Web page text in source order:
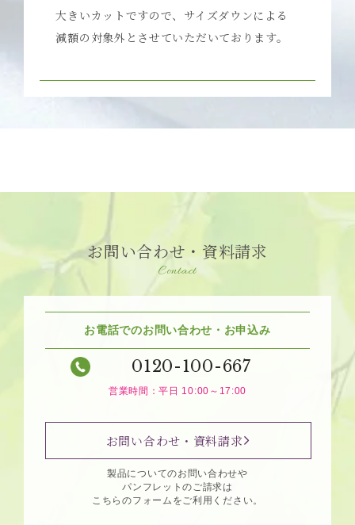
大きいカットですので、サイズダウンによる
減額の対象外とさせていただいております。
お問い合わせ・資料請求
Contact
お電話でのお問い合わせ・お申込み
0120-100-667
営業時間：平日 10:00～17:00
お問い合わせ・資料請求
製品についてのお問い合わせや
パンフレットのご請求は
こちらのフォームをご利用ください。